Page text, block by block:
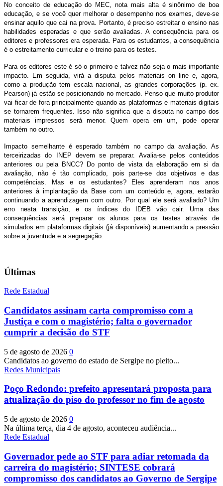
No conceito de educação do MEC, nota mais alta é sinônimo de boa
educação, e se você quer melhorar o desempenho nos exames, deve-se
ensinar aquilo que cai na prova. Portanto, é preciso estreitar o ensino nas
habilidades esperadas e que serão avaliadas. A consequência para os
editores e professores era esperada. Para os estudantes, a consequência
é o estreitamento curricular e o treino para os testes.
Para os editores este é só o primeiro e talvez não seja o mais importante
impacto. Em seguida, virá a disputa pelos materiais on line e, agora,
como a produção tem escala nacional, as grandes corporações (p. ex.
Pearson) já estão se posicionando no mercado. Penso que muito produtor
vai ficar de fora principalmente quando as plataformas e materiais digitais
se tornarem frequentes. Isso não significa que a disputa no campo dos
materiais impressos será menor. Quem opera em um, pode operar
também no outro.
Impacto semelhante é esperado também no campo da avaliação. As
terceirizadas do INEP devem se preparar. Avalia-se pelos conteúdos
anteriores ou pela BNCC? Do ponto de vista da elaboração em si da
avaliação, não é tão complicado, pois parte-se dos objetivos e das
competências. Mas e os estudantes? Eles aprenderam nos anos
anteriores à implantação da Base com um conteúdo e, agora, estarão
continuando a aprendizagem com outro. Por qual ele será avaliado? Um
erro nesta transição, e os índices do IDEB vão cair. Uma das
consequências será preparar os alunos para os testes através de
simulados em plataformas digitais (já disponíveis) aumentando a pressão
sobre a juventude e a segregação.
Últimas
Rede Estadual
Candidatos assinam carta compromisso com a
Justiça e com o magistério; falta o governador
cumprir a decisão do STF
5 de agosto de 2026 0
Candidatos ao governo do estado de Sergipe no pleito...
Redes Municipais
Poço Redondo: prefeito apresentará proposta para
atualização do piso do professor no fim de agosto
5 de agosto de 2026 0
Na última terça, dia 4 de agosto, aconteceu audiência...
Rede Estadual
Governador pede ao STF para adiar retomada da
carreira do magistério; SINTESE cobrará
compromisso dos candidatos ao Governo de Sergipe